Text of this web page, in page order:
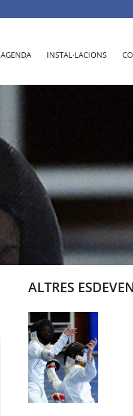
AGENDA INSTAL·LACIONS
ALTRES